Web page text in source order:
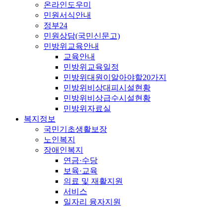
온라인도우미
민원서식안내
정부24
민원상담(국민신문고)
민방위교육안내
교육안내
민방위교육일정
민방위대원이알아야할20가지
민방위비상대피시설현황
민방위비상급수시설현황
민방위자료실
복지정보
국민기초생활보장
노인복지
장애인복지
연금·수당
보육·교육
의료 및 재활지원
서비스
일자리 융자지원